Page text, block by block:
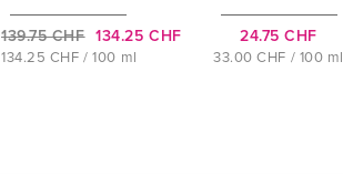
139.75 CHF 134.25 CHF
134.25 CHF / 100 ml
24.75 CHF
33.00 CHF / 100 ml